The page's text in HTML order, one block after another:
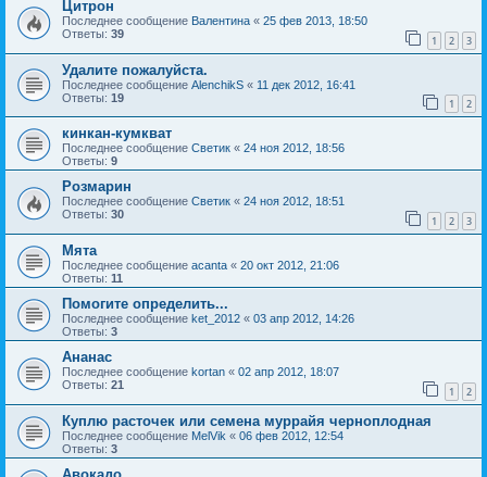
Цитрон
Последнее сообщение Валентина « 25 фев 2013, 18:50
Ответы: 39 1 2 3
Удалите пожалуйста.
Последнее сообщение AlenchikS « 11 дек 2012, 16:41
Ответы: 19 1 2
кинкан-кумкват
Последнее сообщение Светик « 24 ноя 2012, 18:56
Ответы: 9
Розмарин
Последнее сообщение Светик « 24 ноя 2012, 18:51
Ответы: 30 1 2 3
Мята
Последнее сообщение acanta « 20 окт 2012, 21:06
Ответы: 11
Помогите определить...
Последнее сообщение ket_2012 « 03 апр 2012, 14:26
Ответы: 3
Ананас
Последнее сообщение kortan « 02 апр 2012, 18:07
Ответы: 21 1 2
Куплю расточек или семена муррайя черноплодная
Последнее сообщение MelVik « 06 фев 2012, 12:54
Ответы: 3